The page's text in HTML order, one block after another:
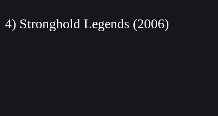
4) Stronghold Legends (2006)